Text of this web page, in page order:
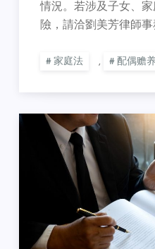
情況。若涉及子女、
險，請洽劉美芳律師事
家庭法 , 配偶赡